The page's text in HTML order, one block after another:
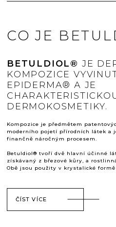
CO JE
BETULDIOL® JE
KOMPOZICE
EPIDERMA® A JE
DERMOKOSMETIKY.
Kompozice je předmětem
moderního pojetí přírodních látek a
finančně náročným procesem.
Betuldiol® tvoří dvě hlavní účinné
získávaný z březové kůry, a
Obě jsou použity v krystalické formě
ČÍST VÍCE